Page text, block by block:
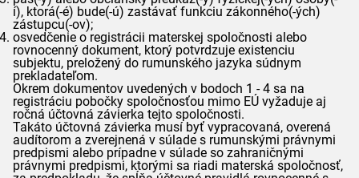
í), ktorá(-é) bude(-ú) zastávať funkciu zákonného(-ých)
zástupcu(-ov);
osvedčenie o registrácii materskej spoločnosti alebo
rovnocenný dokument, ktorý potvrdzuje existenciu
subjektu, preložený do rumunského jazyka súdnym
prekladateľom.
Okrem dokumentov uvedených v bodoch 1 - 4 sa na
registráciu pobočky spoločnosťou mimo EÚ vyžaduje aj
ročná účtovná závierka tejto spoločnosti.
Takáto účtovná závierka musí byť vypracovaná, overená
audítorom a zverejnená v súlade s rumunskými právnymi
predpismi alebo prípadne v súlade so zahraničnými
právnymi predpismi, ktorými sa riadi materská spoločnosť,